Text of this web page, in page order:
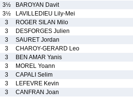
3½
BAROYAN Davit
3½
LAVILLEDIEU Lily-Mei
3
ROGER SILAN Milo
3
DESFORGES Julien
3
SAURET Jordan
3
CHAROY-GERARD Leo
3
BEN AMAR Yanis
3
MOREL Yoann
3
CAPALI Selim
3
LEFEVRE Kevin
3
CANFRAN Joan